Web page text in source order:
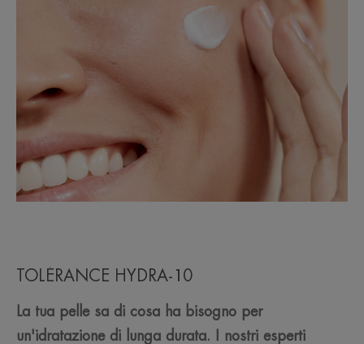
TOLÉRANCE HYDRA-10
La tua pelle sa di cosa ha bisogno per
un'idratazione di lunga durata. I nostri esperti